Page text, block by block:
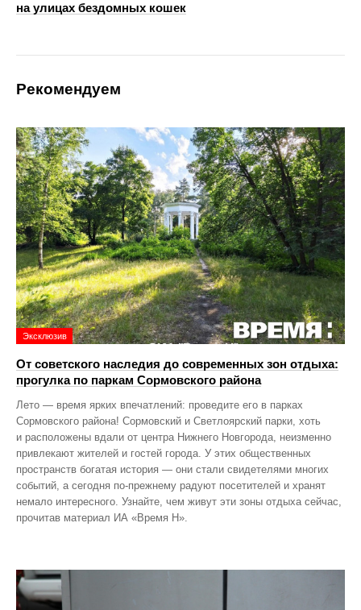
на улицах бездомных кошек
Рекомендуем
Эксклюзив
От советского наследия до современных зон отдыха:
прогулка по паркам Сормовского района
Лето — время ярких впечатлений: проведите его в парках
Сормовского района! Сормовский и Светлоярский парки, хоть
и расположены вдали от центра Нижнего Новгорода, неизменно
привлекают жителей и гостей города. У этих общественных
пространств богатая история — они стали свидетелями многих
событий, а сегодня по‑прежнему радуют посетителей и хранят
немало интересного. Узнайте, чем живут эти зоны отдыха сейчас,
прочитав материал ИА «Время Н».